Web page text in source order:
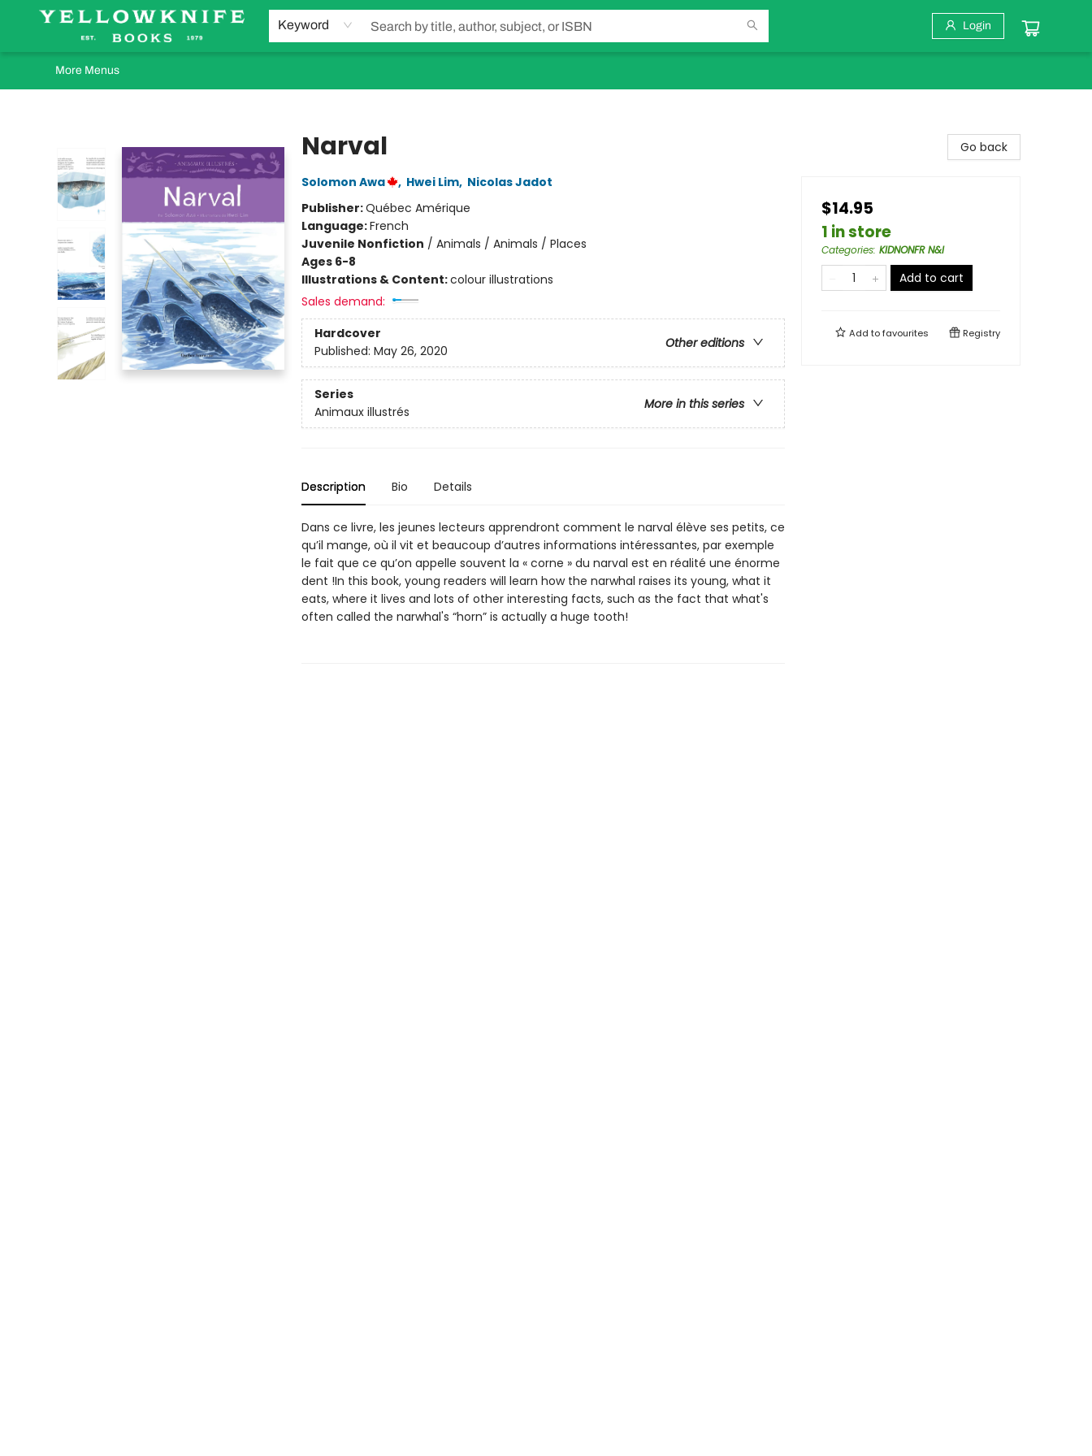
Keyword Login
Home
Browse
Orders Requests
Book Clubs
Staff Recommendations
Events and Rentals
Gift Cards
Contact & Hours
More Menus
Narval
Solomon Awa , Hwei Lim, Nicolas Jadot
Publisher:Québec Amérique
Language:French
Juvenile Nonfiction / Animals / Animals / Places
Ages 6-8
Illustrations & Content:colour illustrations
Sales demand:
Hardcover
Other editions
Published: May 26, 2020
Series
More in this series
Animaux illustrés
Description Bio Details
Dans ce livre, les jeunes lecteurs apprendront comment le narval élève ses petits, ce
qu’il mange, où il vit et beaucoup d’autres informations intéressantes, par exemple
le fait que ce qu’on appelle souvent la « corne » du narval est en réalité une énorme
dent !In this book, young readers will learn how the narwhal raises its young, what it
eats, where it lives and lots of other interesting facts, such as the fact that what's
often called the narwhal's “horn” is actually a huge tooth!
Go back
$14.95
1 in store
Categories: KIDNONFR N&I
Add to cart
Add tofavourites Registry